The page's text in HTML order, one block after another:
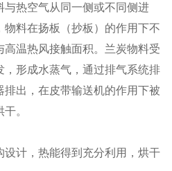
热空气从同一侧或不同侧进
物料在扬板（抄板）的作用下不
高温热风接触面积。兰炭物料受
形成水蒸气，通过排气系统排
出，在皮带输送机的作用下被
。
，热能得到充分利用，烘干